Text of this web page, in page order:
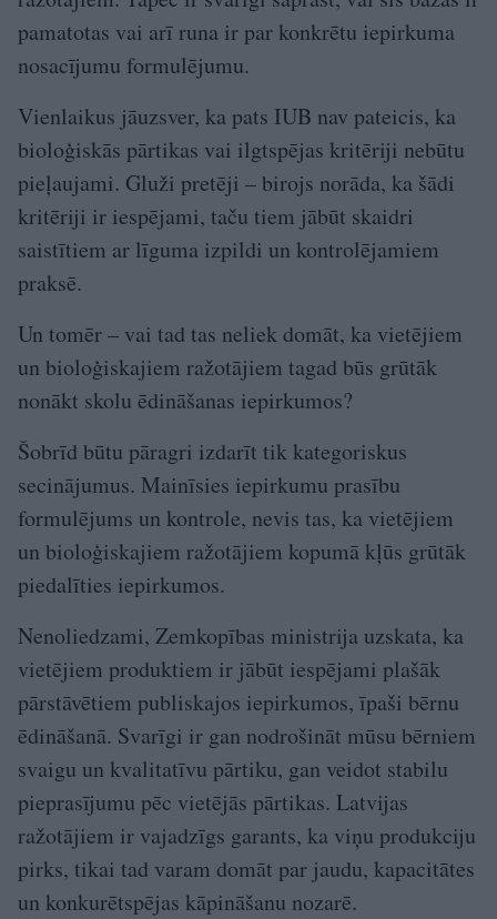
pamatotas vai arī runa ir par konkrētu iepirkuma
nosacījumu formulējumu.
Vienlaikus jāuzsver, ka pats IUB nav pateicis, ka
bioloģiskās pārtikas vai ilgtspējas kritēriji nebūtu
pieļaujami. Gluži pretēji – birojs norāda, ka šādi
kritēriji ir iespējami, taču tiem jābūt skaidri
saistītiem ar līguma izpildi un kontrolējamiem
praksē.
Un tomēr – vai tad tas neliek domāt, ka vietējiem
un bioloģiskajiem ražotājiem tagad būs grūtāk
nonākt skolu ēdināšanas iepirkumos?
Šobrīd būtu pāragri izdarīt tik kategoriskus
secinājumus. Mainīsies iepirkumu prasību
formulējums un kontrole, nevis tas, ka vietējiem
un bioloģiskajiem ražotājiem kopumā kļūs grūtāk
piedalīties iepirkumos.
Nenoliedzami, Zemkopības ministrija uzskata, ka
vietējiem produktiem ir jābūt iespējami plašāk
pārstāvētiem publiskajos iepirkumos, īpaši bērnu
ēdināšanā. Svarīgi ir gan nodrošināt mūsu bērniem
svaigu un kvalitatīvu pārtiku, gan veidot stabilu
pieprasījumu pēc vietējās pārtikas. Latvijas
ražotājiem ir vajadzīgs garants, ka viņu produkciju
pirks, tikai tad varam domāt par jaudu, kapacitātes
un konkurētspējas kāpināšanu nozarē.